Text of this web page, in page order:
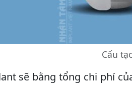
Cấu
sẽ bằng tổng chi phí